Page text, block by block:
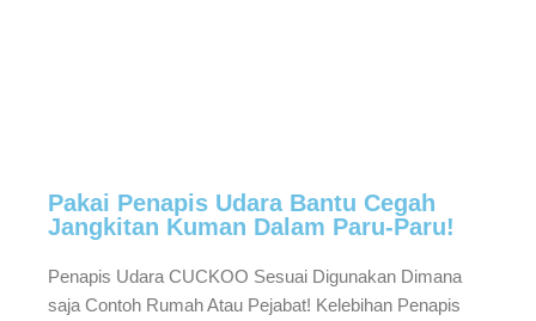
Pakai Penapis Udara Bantu Cegah
Jangkitan Kuman Dalam Paru-Paru!
Penapis Udara CUCKOO Sesuai Digunakan Dimana
saja Contoh Rumah Atau Pejabat! Kelebihan Penapis